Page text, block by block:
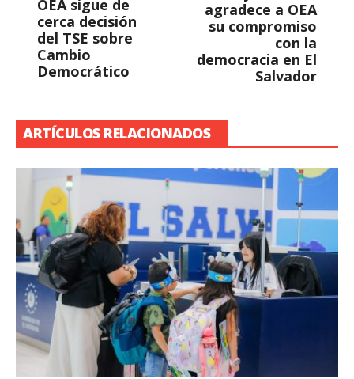
OEA sigue de
cerca decisión
del TSE sobre
Cambio
Democrático
agradece a OEA
su compromiso
con la
democracia en El
Salvador
ARTÍCULOS RELACIONADOS